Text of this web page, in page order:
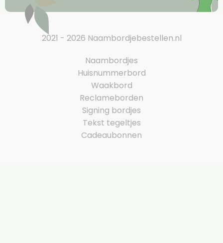
2021 - 2026 Naambordjebestellen.nl
Naambordjes
Huisnummerbord
Waakbord
Reclameborden
Signing bordjes
Tekst tegeltjes
Cadeaubonnen